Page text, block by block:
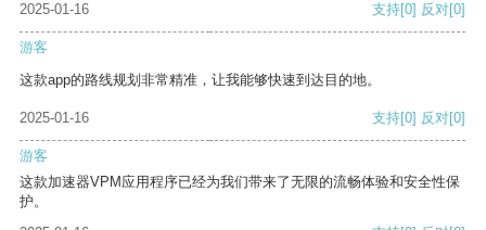
2025-01-16
支持[0] 反对[0]
游客
这款app的路线规划非常精准，让我能够快速到达目的地。
2025-01-16 支持[0] 反对[0]
游客
这款加速器VPM应用程序已经为我们带来了无限的流畅体验和安全性保
护。